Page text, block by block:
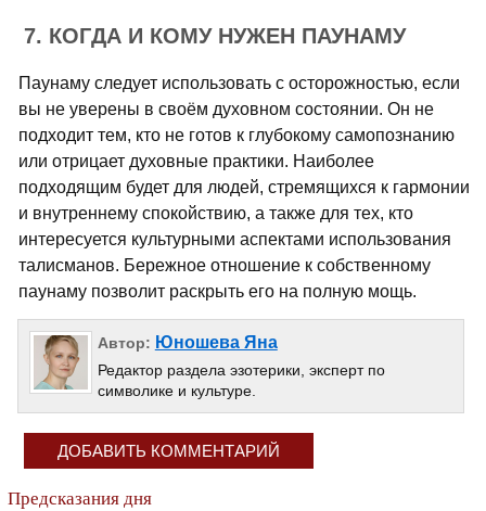
7. КОГДА И КОМУ НУЖЕН ПАУНАМУ
Паунаму следует использовать с осторожностью, если
вы не уверены в своём духовном состоянии. Он не
подходит тем, кто не готов к глубокому самопознанию
или отрицает духовные практики. Наиболее
подходящим будет для людей, стремящихся к гармонии
и внутреннему спокойствию, а также для тех, кто
интересуется культурными аспектами использования
талисманов. Бережное отношение к собственному
паунаму позволит раскрыть его на полную мощь.
Автор: Юношева Яна
Редактор раздела эзотерики, эксперт по
символике и культуре.
ДОБАВИТЬ КОММЕНТАРИЙ
Предсказания дня